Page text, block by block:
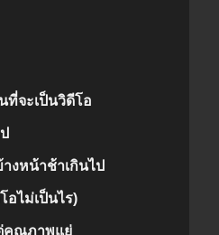
ที่จะเป็นวิดีโอ
งหน้าช้าเกินไป
อไม่เป็นไร)
คุณภาพแย่